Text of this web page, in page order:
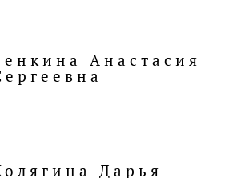
Анастасия
Дарья